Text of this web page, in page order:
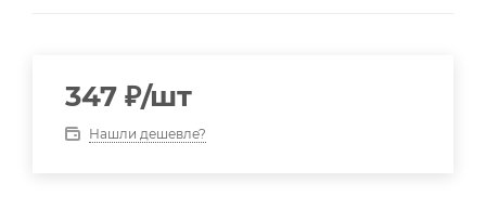
347 ₽/шт
Нашли дешевле?